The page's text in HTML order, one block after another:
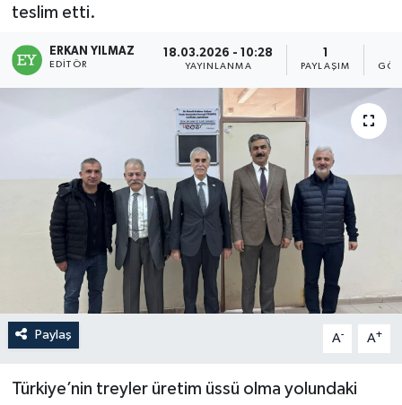
teslim etti.
ERKAN YILMAZ
EDITÖR
18.03.2026 - 10:28
YAYINLANMA PAYLAŞIM
Paylaş A- A+
Türkiye’nin treyler üretim üssü olma yolundaki